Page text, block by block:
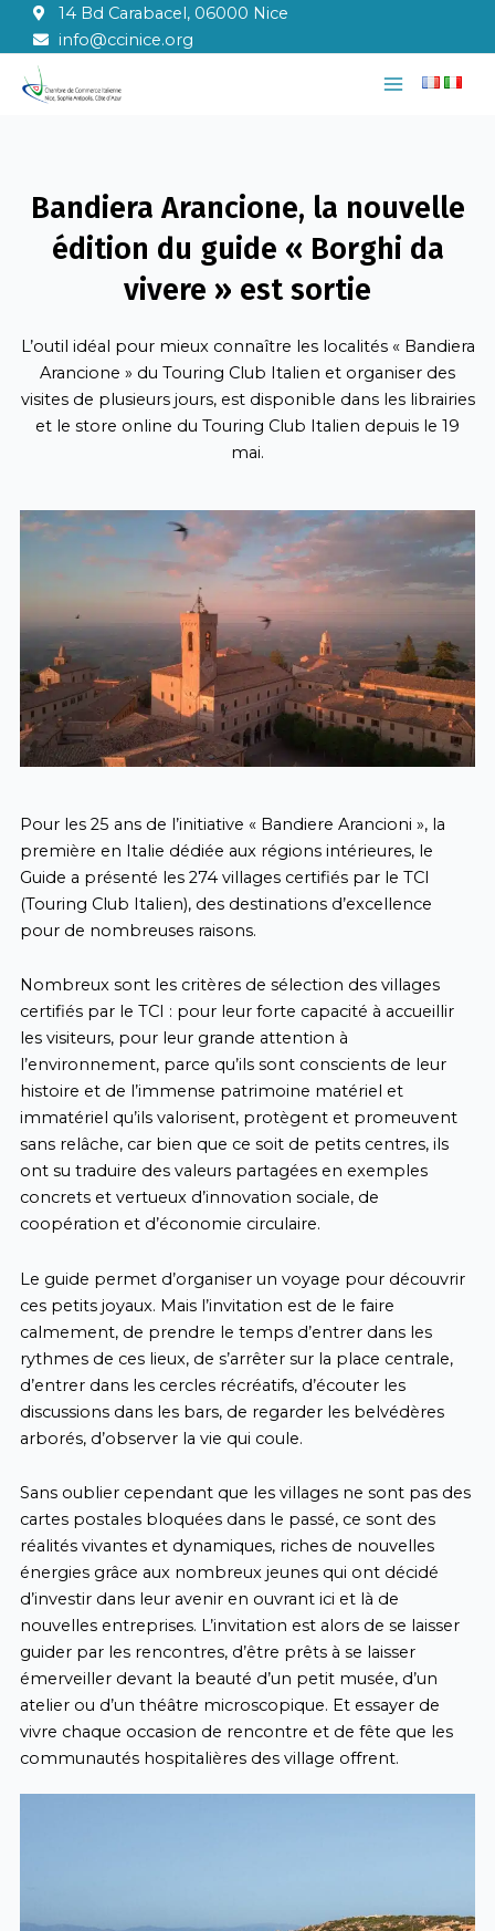
contenu
14 Bd Carabacel, 06000 Nice
info@ccinice.org
Main
Bandiera Arancione, la nouvelle
édition du guide « Borghi da
vivere » est sortie
L’outil idéal pour mieux connaître les localités « Bandiera
Arancione » du Touring Club Italien et organiser des
visites de plusieurs jours, est disponible dans les librairies
et le store online du Touring Club Italien depuis le 19
mai.
Pour les 25 ans de l’initiative « Bandiere Arancioni », la
première en Italie dédiée aux régions intérieures, le
Guide a présenté les 274 villages certifiés par le TCI
(Touring Club Italien), des destinations d’excellence
pour de nombreuses raisons.
Nombreux sont les critères de sélection des villages
certifiés par le TCI : pour leur forte capacité à accueillir
les visiteurs, pour leur grande attention à
l’environnement, parce qu’ils sont conscients de leur
histoire et de l’immense patrimoine matériel et
immatériel qu’ils valorisent, protègent et promeuvent
sans relâche, car bien que ce soit de petits centres, ils
ont su traduire des valeurs partagées en exemples
concrets et vertueux d’innovation sociale, de
coopération et d’économie circulaire.
Le guide permet d’organiser un voyage pour découvrir
ces petits joyaux. Mais l’invitation est de le faire
calmement, de prendre le temps d’entrer dans les
rythmes de ces lieux, de s’arrêter sur la place centrale,
d’entrer dans les cercles récréatifs, d’écouter les
discussions dans les bars, de regarder les belvédères
arborés, d’observer la vie qui coule.
Sans oublier cependant que les villages ne sont pas des
cartes postales bloquées dans le passé, ce sont des
réalités vivantes et dynamiques, riches de nouvelles
énergies grâce aux nombreux jeunes qui ont décidé
d’investir dans leur avenir en ouvrant ici et là de
nouvelles entreprises. L’invitation est alors de se laisser
guider par les rencontres, d’être prêts à se laisser
émerveiller devant la beauté d’un petit musée, d’un
atelier ou d’un théâtre microscopique. Et essayer de
vivre chaque occasion de rencontre et de fête que les
communautés hospitalières des village offrent.